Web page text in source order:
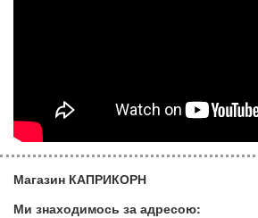
Магазин КАПРИКОРН
Ми знаходимось за адресою: